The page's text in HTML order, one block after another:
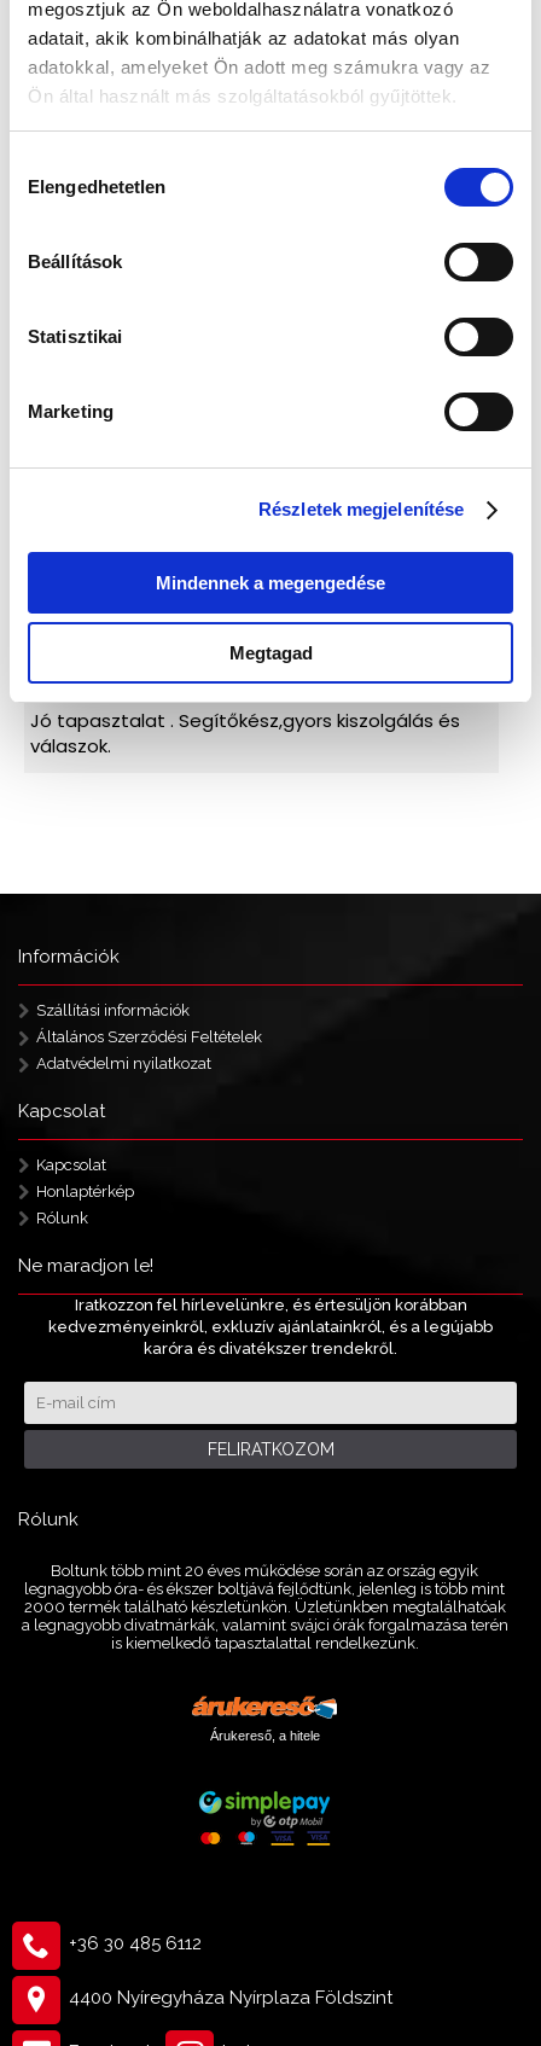
megosztjuk az Ön weboldalhasználatra vonatkozó
adatait, akik kombinálhatják az adatokat más olyan
adatokkal, amelyeket Ön adott meg számukra vagy az
Ön által használt más szolgáltatásokból gyűjtöttek.
kiválasztása
Elengedhetetlen
Beállítások
Statisztikai
Marketing
Részletek megjelenítése
Mindennek a megengedése
Megtagad
155 990 Ft 121 990 Ft
Az elmúlt 30 nap legjobb ára: 121 990 Ft
Információk
Szállítási információk
Általános Szerződési Feltételek
Adatvédelmi nyilatkozat
Kapcsolat
Kapcsolat
Honlaptérkép
Rólunk
Ne maradjon le!
Iratkozzon fel hírlevelünkre, és értesüljön korábban
kedvezményeinkről, exkluzív ajánlatainkról, és a legújabb
karóra és divatékszer trendekről.
FELIRATKOZOM
Rólunk
Boltunk több mint 20 éves működése során az ország egyik
legnagyobb óra- és ékszer boltjává fejlődtünk, jelenleg is több mint
2000 termék található készletünkön. Üzletünkben megtalálhatóak
a legnagyobb divatmárkák, valamint svájci órák forgalmazása terén
is kiemelkedő tapasztalattal rendelkezünk.
Árukereső, a hitele
+36 30 485 6112
4400 Nyíregyháza Nyírplaza Földszint